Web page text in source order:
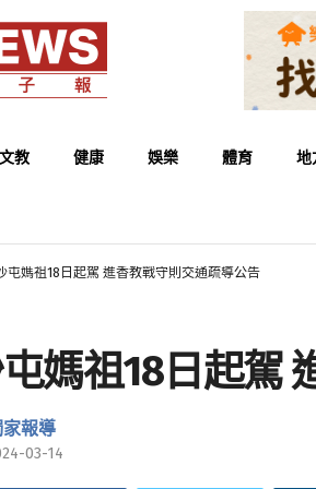
文教 健康 娛樂 體育 地
屯媽祖18日起駕 進香教戰守則交通疏導公告
媽祖18日起駕
報導
03-14